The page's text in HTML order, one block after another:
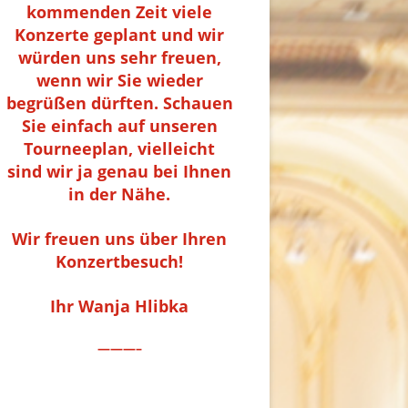
kommenden Zeit viele
Konzerte geplant und wir
würden uns sehr freuen,
wenn wir Sie wieder
begrüßen dürften. Schauen
Sie einfach auf unseren
Tourneeplan, vielleicht
sind wir ja genau bei Ihnen
in der Nähe.
Wir freuen uns über Ihren
Konzertbesuch!
Ihr Wanja Hlibka
———–